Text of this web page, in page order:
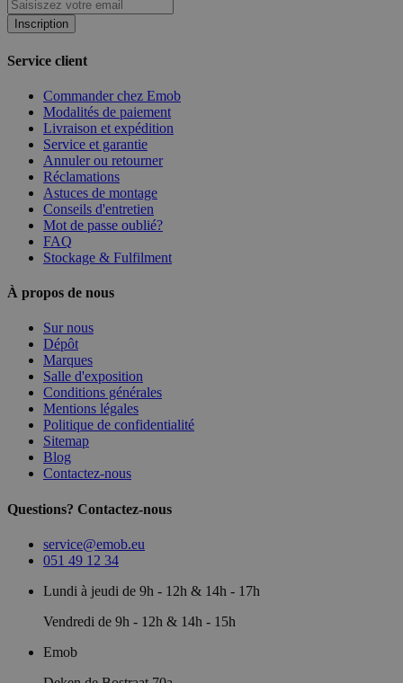
Inscription
Service client
Commander chez Emob
Modalités de paiement
Livraison et expédition
Service et garantie
Annuler ou retourner
Réclamations
Astuces de montage
Conseils d'entretien
Mot de passe oublié?
FAQ
Stockage & Fulfilment
À propos de nous
Sur nous
Dépôt
Marques
Salle d'exposition
Conditions générales
Mentions légales
Politique de confidentialité
Sitemap
Blog
Contactez-nous
Questions? Contactez-nous
service@emob.eu
051 49 12 34
Lundi à jeudi de 9h - 12h & 14h - 17h
Vendredi de 9h - 12h & 14h - 15h
Emob